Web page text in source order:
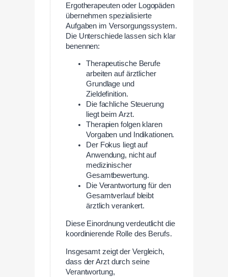
Ergotherapeuten oder Logopäden
übernehmen spezialisierte
Aufgaben im Versorgungssystem.
Die Unterschiede lassen sich klar
benennen:
Therapeutische Berufe
arbeiten auf ärztlicher
Grundlage und
Zieldefinition.
Die fachliche Steuerung
liegt beim Arzt.
Therapien folgen klaren
Vorgaben und Indikationen.
Der Fokus liegt auf
Anwendung, nicht auf
medizinischer
Gesamtbewertung.
Die Verantwortung für den
Gesamtverlauf bleibt
ärztlich verankert.
Diese Einordnung verdeutlicht die
koordinierende Rolle des Berufs.
Insgesamt zeigt der Vergleich,
dass der Arzt durch seine
Verantwortung,